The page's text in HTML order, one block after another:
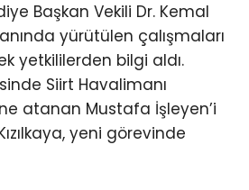
Başkan Vekili Dr. Kemal
yürütülen çalışmaları
yetkililerden bilgi aldı.
Siirt Havalimanı
atanan Mustafa İşleyen’i
yeni görevinde